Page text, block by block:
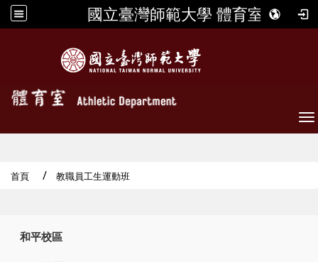
國立臺灣師範大學 體育室
首頁 教職員工生運動班
和平校區